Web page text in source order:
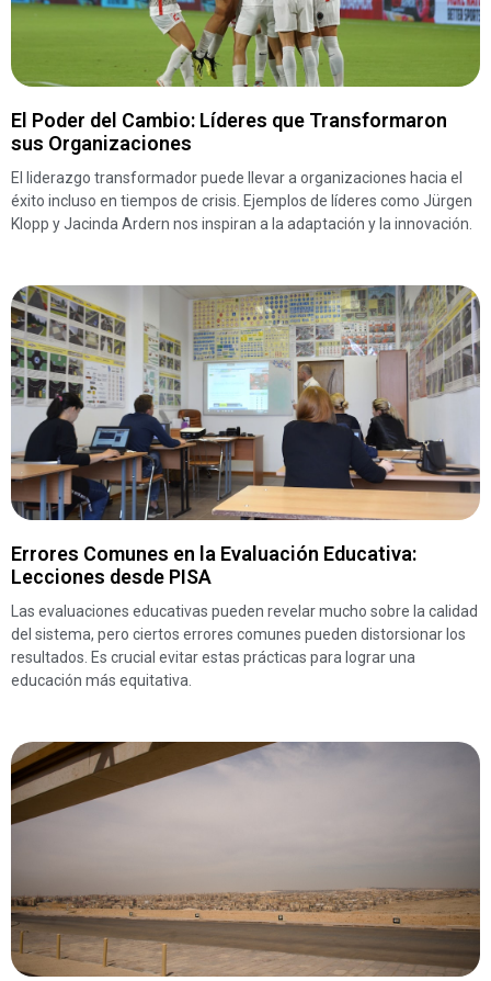
El Poder del Cambio: Líderes que Transformaron
sus Organizaciones
El liderazgo transformador puede llevar a organizaciones hacia el
éxito incluso en tiempos de crisis. Ejemplos de líderes como Jürgen
Klopp y Jacinda Ardern nos inspiran a la adaptación y la innovación.
Errores Comunes en la Evaluación Educativa:
Lecciones desde PISA
Las evaluaciones educativas pueden revelar mucho sobre la calidad
del sistema, pero ciertos errores comunes pueden distorsionar los
resultados. Es crucial evitar estas prácticas para lograr una
educación más equitativa.